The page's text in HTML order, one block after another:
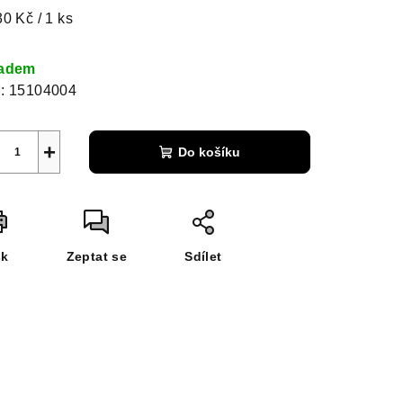
Kč / 1 ks
15104004
+ Do košíku
Zeptat se Sdílet